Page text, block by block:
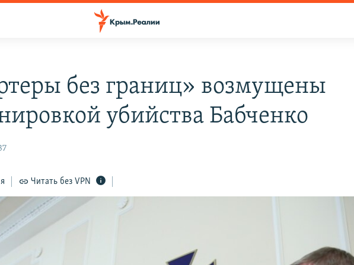
без границ» возмущены
убийства Бабченко
Читать без VPN